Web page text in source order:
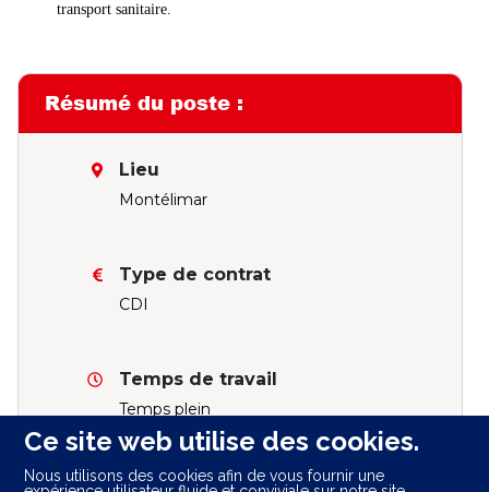
Ce site web utilise des cookies.
Nous utilisons des cookies afin de vous fournir une
transport sanitaire.
Résumé du poste :
Lieu
Montélimar
Type de contrat
CDI
Temps de travail
Temps plein